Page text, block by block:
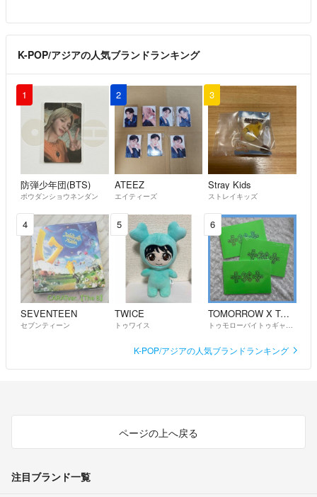
K-POP/アジアの人気ブランドランキング
1
防弾少年団(BTS)
ボウダンショウネンダン
2
ATEEZ
エイティーズ
3
Stray Kids
ストレイキッズ
4
SEVENTEEN
セブンティーン
5
TWICE
トゥワイス
6
TOMORROW X TOGETHER
K-POP/アジアの人気ブランドランキング
ページの上へ戻る
注目ブランド一覧